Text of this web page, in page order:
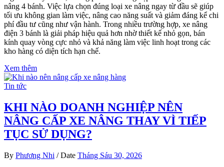
nâng 4 bánh. Việc lựa chọn đúng loại xe nâng ngay từ đầu sẽ giúp
tối ưu không gian làm việc, nâng cao năng suất và giảm đáng kể chi
phí đầu tư cũng như vận hành. Trong nhiều trường hợp, xe nâng
điện 3 bánh là giải pháp hiệu quả hơn nhờ thiết kế nhỏ gọn, bán
kính quay vòng cực nhỏ và khả năng làm việc linh hoạt trong các
kho hàng có diện tích hạn chế.
Xem thêm
Tin tức
KHI NÀO DOANH NGHIỆP NÊN
NÂNG CẤP XE NÂNG THAY VÌ TIẾP
TỤC SỬ DỤNG?
By Phương Nhi / Date Tháng Sáu 30, 2026